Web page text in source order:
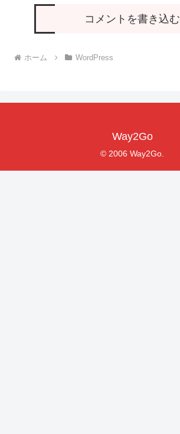
コメントを書き込む
ホーム WordPress
Way2Go
© 2006 Way2Go.